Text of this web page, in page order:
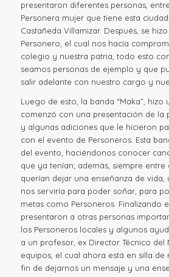
presentaron diferentes personas,
Personera mujer que tiene esta
Castañeda Villamizar. Después, se
Personero, el cual nos hacía
colegio y nuestra patria, todo esto
seamos personas de ejemplo y que
salir adelante con nuestro cargo y
Luego de esto, la banda “Maka”, hizo
comenzó con una presentación de la
y algunas adiciones que le hicieron
con el evento de Personeros. Esta
del evento, haciéndonos conocer
que ya tenían; además, siempre
querían dejar una enseñanza de vida,
nos serviría para poder soñar, para
metas como Personeros. Finalizando
presentaron a otras personas
los Personeros locales y algunos
a un profesor, ex Director Técnico del
equipos, el cual ahora está en silla de
fin de dejarnos un mensaje y una